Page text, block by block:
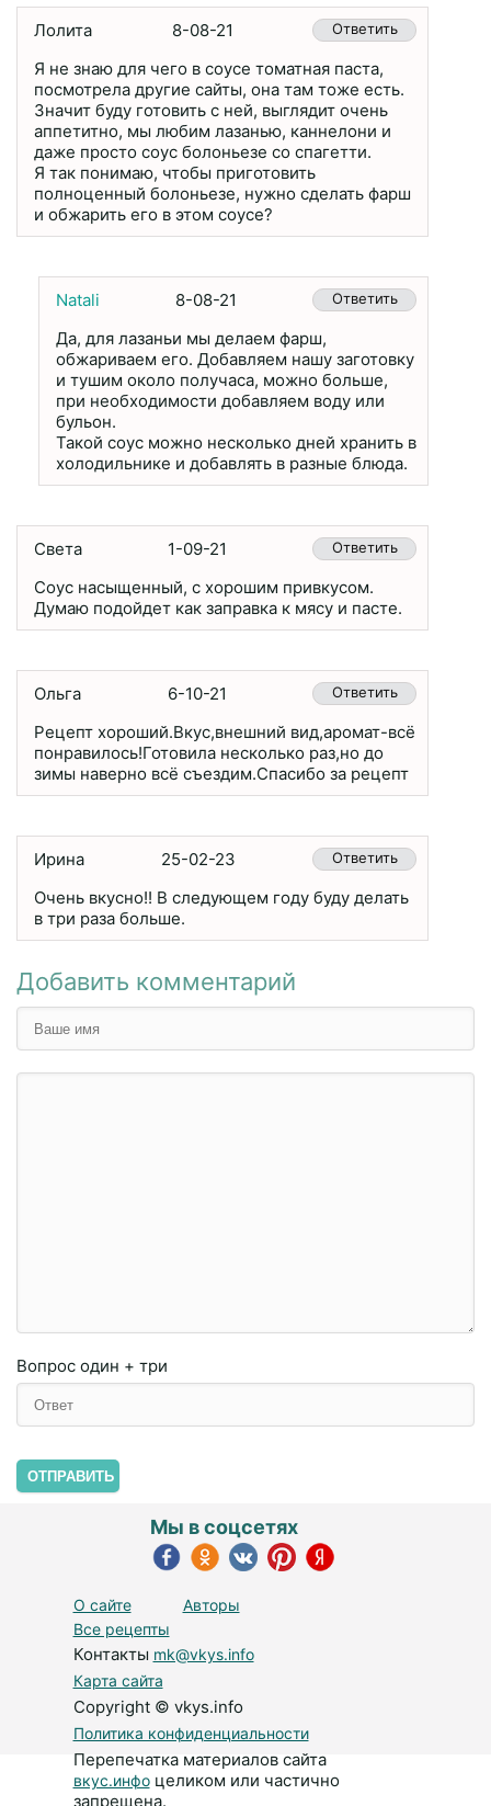
Лолита 8-08-21 Ответить
Я не знаю для чего в соусе томатная паста,
посмотрела другие сайты, она там тоже есть.
Значит буду готовить с ней, выглядит очень
аппетитно, мы любим лазанью, каннелони и
даже просто соус болоньезе со спагетти.
Я так понимаю, чтобы приготовить
полноценный болоньезе, нужно сделать фарш
и обжарить его в этом соусе?
Natali 8-08-21 Ответить
Да, для лазаньи мы делаем фарш,
обжариваем его. Добавляем нашу заготовку
и тушим около получаса, можно больше,
при необходимости добавляем воду или
бульон.
Такой соус можно несколько дней хранить в
холодильнике и добавлять в разные блюда.
Света 1-09-21 Ответить
Соус насыщенный, с хорошим привкусом.
Думаю подойдет как заправка к мясу и пасте.
Ольга 6-10-21 Ответить
Рецепт хороший.Вкус,внешний вид,аромат-всё
понравилось!Готовила несколько раз,но до
зимы наверно всё съездим.Спасибо за рецепт
Ирина 25-02-23 Ответить
Очень вкусно!! В следующем году буду делать
в три раза больше.
Добавить комментарий
Вопрос один + три
ОТПРАВИТЬ
О сайте
Авторы
Все рецепты
Контакты mk@vkys.info
Карта сайта
Copyright © vkys.info
Политика конфиденциальности
Перепечатка материалов сайта
вкус.инфоцеликом или частично
запрещена.
Мы в соцсетях